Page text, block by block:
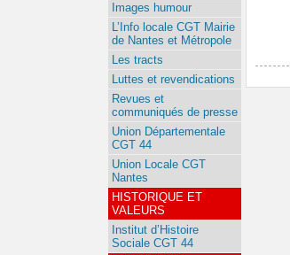
Images humour
L’Info locale CGT Mairie
de Nantes et Métropole
Les tracts
Luttes et revendications
Revues et
communiqués de presse
Union Départementale
CGT 44
Union Locale CGT
Nantes
HISTORIQUE ET
VALEURS
Institut d’Histoire
Sociale CGT 44